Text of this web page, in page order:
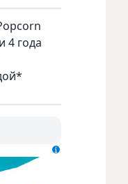
4 года